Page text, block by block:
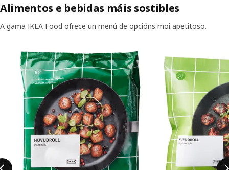
Alimentos e bebidas máis sostibles
A gama IKEA Food ofrece un menú de opcións moi apetitoso.
Omitir listaxe